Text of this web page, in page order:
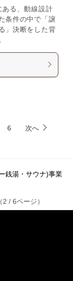
ある、動線設計
条件の中で「譲
」決断をした背
6 次へ
銭湯・サウナ)事業
/ 6ページ）